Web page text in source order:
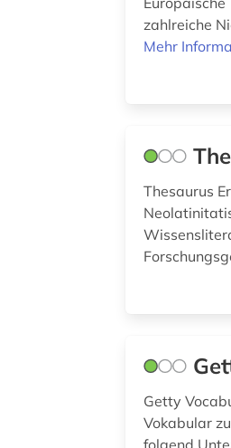
zahlreiche
Mehr
Thesaurus
Getty
Vokabular
folgend